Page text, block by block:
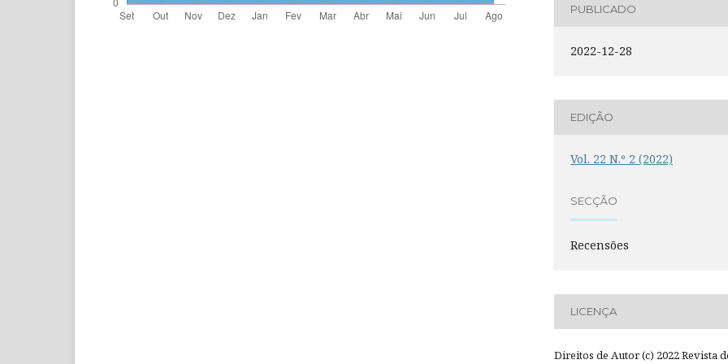
PUBLICADO
2022-12-28
EDIÇÃO
Vol. 22 N.º 2 (2022)
SECÇÃO
Recensões
LICENÇA
Direitos de Autor (c) 2022 Revista